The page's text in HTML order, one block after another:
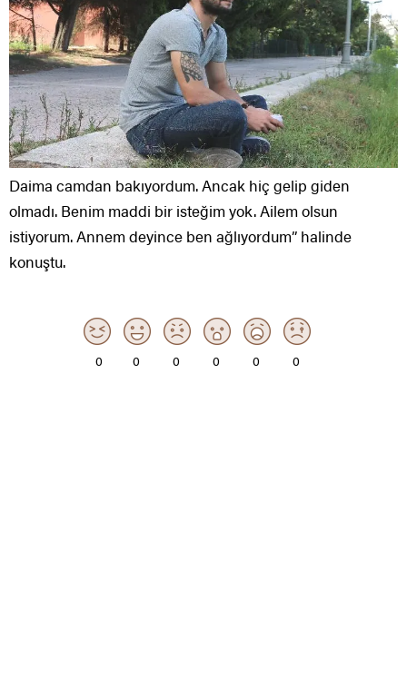
Daima camdan bakıyordum. Ancak hiç gelip giden
olmadı. Benim maddi bir isteğim yok. Ailem olsun
istiyorum. Annem deyince ben ağlıyordum” halinde
konuştu.
0 0 0 0 0 0